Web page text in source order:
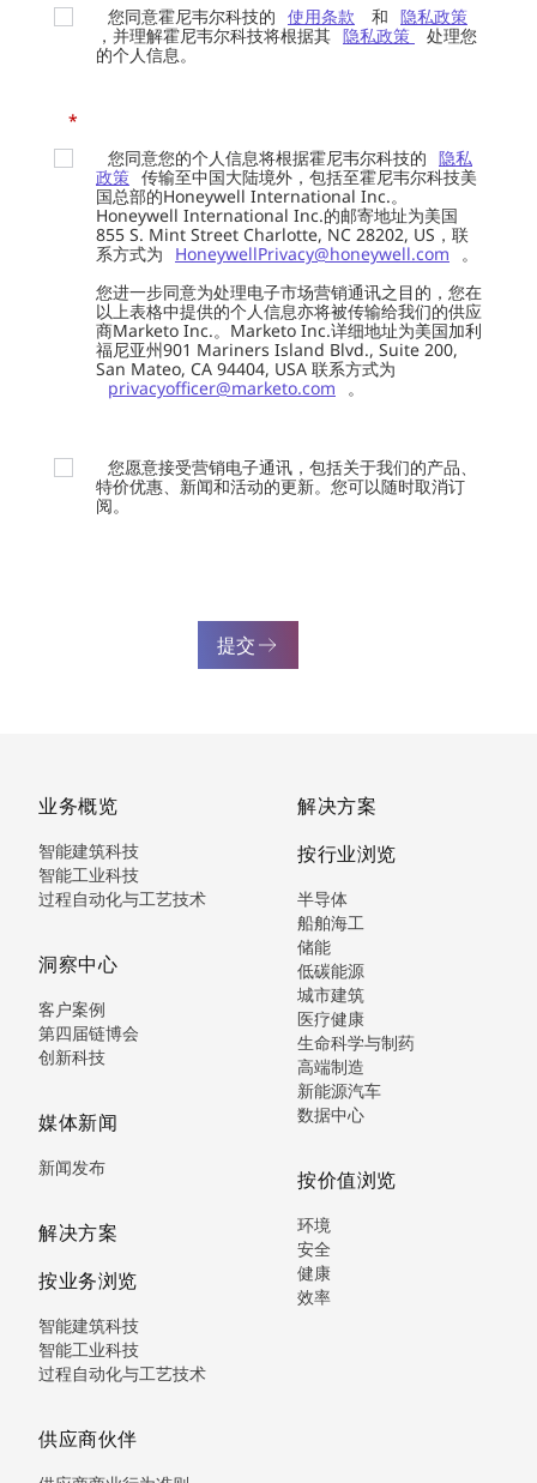
您同意霍尼韦尔科技的 使用条款 和 隐私政策
，并理解霍尼韦尔科技将根据其 隐私政策
处理您
的个人信息。
*
您同意您的个人信息将根据霍尼韦尔科技的 隐私
政策 传输至中国大陆境外，包括至霍尼韦尔科技美
国总部的Honeywell International Inc.。
Honeywell International Inc.的邮寄地址为美国
855 S. Mint Street Charlotte, NC 28202, US，联
系方式为
HoneywellPrivacy@honeywell.com
。
您进一步同意为处理电子市场营销通讯之目的，您在
以上表格中提供的个人信息亦将被传输给我们的供应
商Marketo Inc.。Marketo Inc.详细地址为美国加利
福尼亚州901 Mariners Island Blvd., Suite 200,
San Mateo, CA 94404, USA 联系方式为
privacyofficer@marketo.com
。
您愿意接受营销电子通讯，包括关于我们的产品、
特价优惠、新闻和活动的更新。您可以随时取消订
阅。
提交
业务概览
智能建筑科技
智能工业科技
过程自动化与工艺技术
洞察中心
客户案例
第四届链博会
创新科技
媒体新闻
新闻发布
解决方案
按业务浏览
智能建筑科技
智能工业科技
过程自动化与工艺技术
供应商伙伴
解决方案
按行业浏览
半导体
船舶海工
储能
低碳能源
城市建筑
医疗健康
生命科学与制药
高端制造
新能源汽车
数据中心
按价值浏览
环境
安全
健康
效率